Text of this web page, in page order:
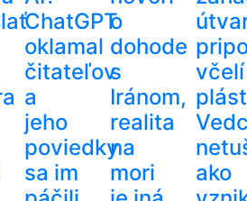
ChatGPT
oklamal
čitateľov
a
jeho
poviedky
sa im
o
dohode
s
Iránom,
realita
na
mori
včelí
ako